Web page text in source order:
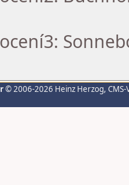
© 2006-2026 Heinz Herzog,